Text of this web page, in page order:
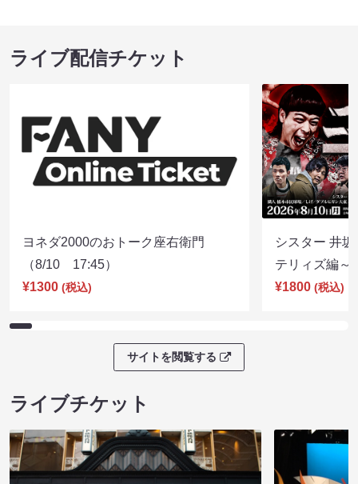
ライブ配信チケット
ヨネダ2000のおトーク座右衛門
（8/10 17:45）
¥1300 (税込)
シスター 井
テリィズ編
¥1800 (税込)
サイトを閲覧する
ライブチケット